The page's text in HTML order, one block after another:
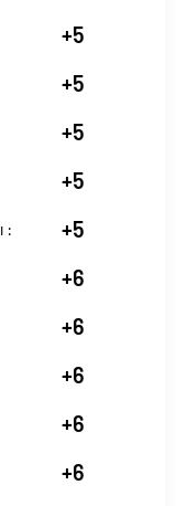
+5
+5
+5
+5
: +5
+6
+6
+6
+6
+6